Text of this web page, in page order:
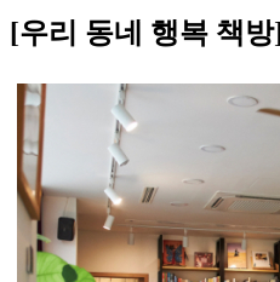
[우리 동네 행복 책방]